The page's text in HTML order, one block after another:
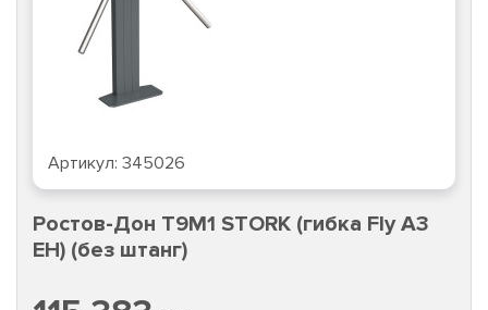
Артикул: 345026
Ростов-Дон Т9М1 STORK (гибка Fly A3
EH) (без штанг)